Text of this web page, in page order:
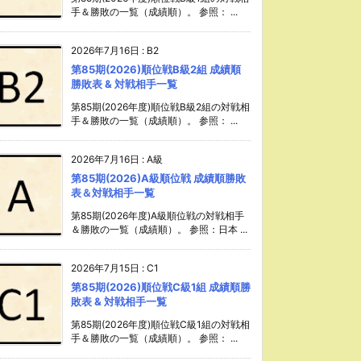
手＆勝敗の一覧（成績順）。 参照： ...
2026年7月16日 : B2
第85期(2026)順位戦B級2組 成績順
勝敗表 & 対戦相手一覧
第85期(2026年度)順位戦B級2組の対戦相
手＆勝敗の一覧（成績順）。 参照： ...
2026年7月16日 : A級
第85期(2026)A級順位戦 成績順勝敗
表＆対戦相手一覧
第85期(2026年度)A級順位戦の対戦相手
＆勝敗の一覧（成績順）。 参照：日本 ...
2026年7月15日 : C1
第85期(2026)順位戦C級1組 成績順勝
敗表 & 対戦相手一覧
第85期(2026年度)順位戦C級1組の対戦相
手＆勝敗の一覧（成績順）。 参照： ...